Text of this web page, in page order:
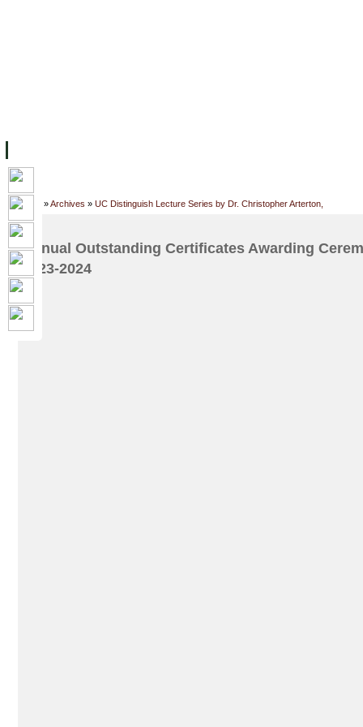
Home »Archives » UC Distinguish Lecture Series by Dr. Christopher Arterton,
Annual Outstanding Certificates Awarding
2023-2024